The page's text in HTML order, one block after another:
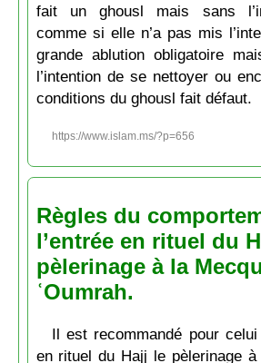
fait un ghousl mais sans
comme si elle n’a pas mis
grande ablution obligatoire
l’intention de se nettoyer ou
conditions du ghousl fait défaut.
https://www.islam.ms/?p=656
Règles du
l’entrée en rituel du
pèlerinage à la
ʿOumrah.
Il est recommandé pour
en rituel du Hajj le pèlerinage